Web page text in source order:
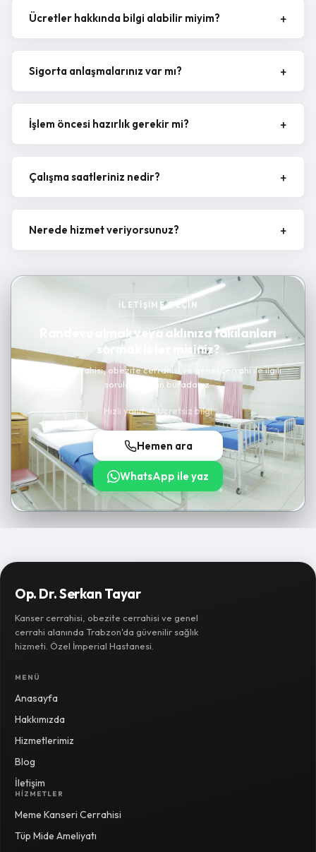
Ücretler hakkında bilgi alabilir miyim?
Sigorta anlaşmalarınız var mı?
İşlem öncesi hazırlık gerekir mi?
Çalışma saatleriniz nedir?
Nerede hizmet veriyorsunuz?
İLETIŞIME GEÇIN
Randevu almak veya aklınıza takılanları
sormak ister misiniz?
Kanser cerrahisi, obezite cerrahisi ve genel cerrahi ile ilgili
sorularınız için buradayız.
Hızlı yanıt — Ücretsiz bilgi
Hemen ara
WhatsApp ile yaz
Op. Dr. Serkan Tayar
Kanser cerrahisi, obezite cerrahisi ve genel
cerrahi alanında Trabzon'da güvenilir sağlık
hizmeti. Özel İmperial Hastanesi.
MENÜ
Anasayfa
Hakkımızda
Hizmetlerimiz
Blog
İletişim
HIZMETLER
Meme Kanseri Cerrahisi
Tüp Mide Ameliyatı